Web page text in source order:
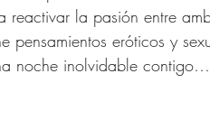
reactivar la pasión entre
pensamientos eróticos y
noche inolvidable contigo…